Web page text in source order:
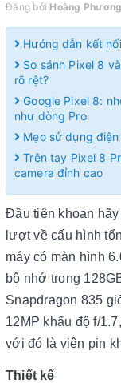
Đăng bởi Hoàng Phương
Hướng dẫn kết
So sánh Pixel 8
rõ rệt?
Google Pixel 8:
như dòng Pro
Mẹo sử dụng
Trên tay Pixel 8
camera đỉnh cao
Đầu tiên khoan
lượt về cấu hình
máy có màn hình
bộ nhớ trong
Snapdragon 835
12MP khẩu độ f/
với đó là viên pin
Thiết kế